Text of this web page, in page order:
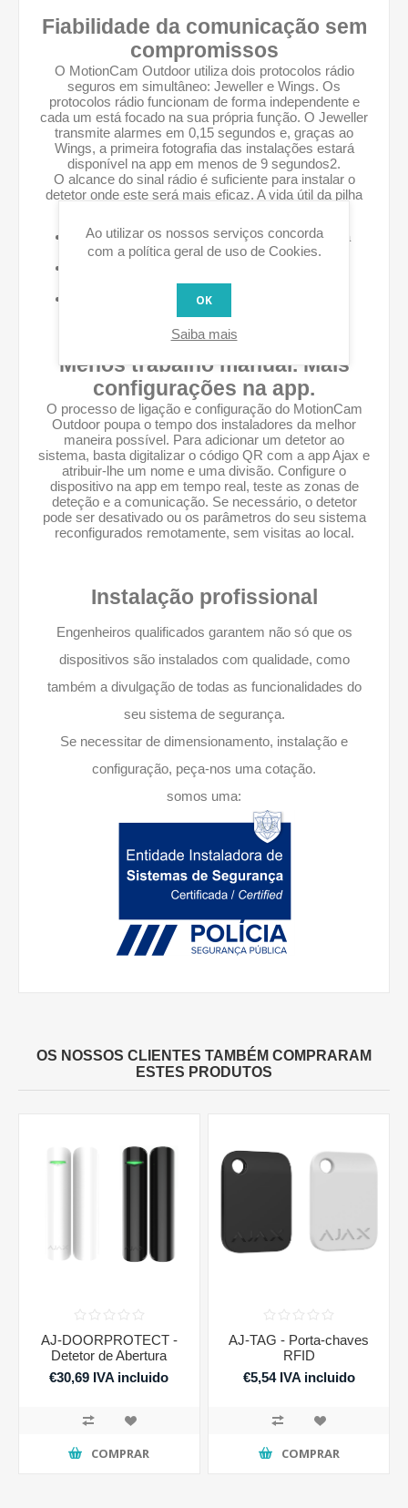
Fiabilidade da comunicação sem
compromissos
O MotionCam Outdoor utiliza dois protocolos rádio
seguros em simultâneo: Jeweller e Wings. Os
protocolos rádio funcionam de forma independente e
cada um está focado na sua própria função. O Jeweller
transmite alarmes em 0,15 segundos e, graças ao
Wings, a primeira fotografia das instalações estará
disponível na app em menos de 9 segundos2.
O alcance do sinal rádio é suficiente para instalar o
detetor onde este será mais eficaz. A vida útil da pilha
Comunicação de duas vias a uma distância
máxima de1700 metros
segundos
anosde vida útil da pilha
Menos trabalho manual. Mais
configurações na app.
O processo de ligação e configuração do MotionCam
Outdoor poupa o tempo dos instaladores da melhor
maneira possível. Para adicionar um detetor ao
sistema, basta digitalizar o código QR com a app Ajax e
atribuir-lhe um nome e uma divisão. Configure o
dispositivo na app em tempo real, teste as zonas de
deteção e a comunicação. Se necessário, o detetor
pode ser desativado ou os parâmetros do seu sistema
reconfigurados remotamente, sem visitas ao local.
Instalação profissional
Engenheiros qualificados garantem não só que os
dispositivos são instalados com qualidade, como
também a divulgação de todas as funcionalidades do
seu sistema de segurança.
Se necessitar de dimensionamento, instalação e
configuração, peça-nos uma cotação.
somos uma:
OS NOSSOS CLIENTES TAMBÉM COMPRARAM
ESTES PRODUTOS
AJ-DOORPROTECT -
Detetor de Abertura
€30,69 IVA incluido
COMPRAR
AJ-TAG - Porta-chaves
RFID
€5,54 IVA incluido
COMPRAR
Ao utilizar os nossos serviços concorda
com a política geral de uso de Cookies.
OK
Saiba mais